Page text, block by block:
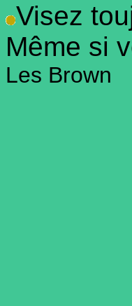
Visez
Même si
Les Brown